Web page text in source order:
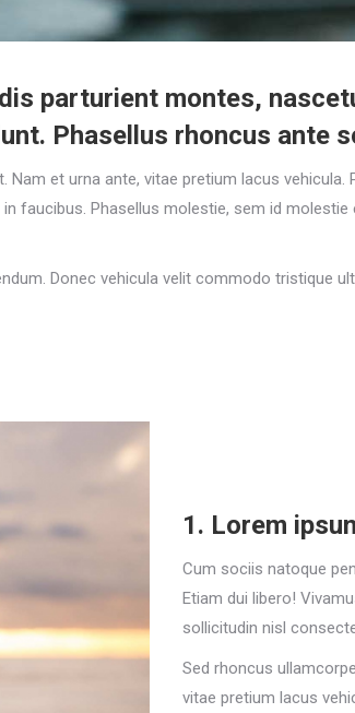
parturient montes,
Phasellus rhoncus ante
et urna ante, vitae pretium lacus
faucibus. Phasellus molestie, sem id
Donec vehicula velit commodo tristique
1. Lorem
Cum sociis natoque
Etiam dui libero!
sollicitudin nisl
Sed rhoncus
vitae pretium lacus